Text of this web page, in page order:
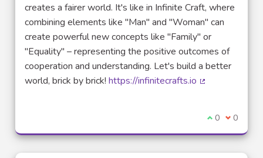
creates a fairer world. It's like in Infinite Craft, where
combining elements like "Man" and "Woman" can
create powerful new concepts like "Family" or
"Equality" – representing the positive outcomes of
cooperation and understanding. Let's build a better
world, brick by brick! https://infinitecrafts.io
Je suis
0 Je ne
0